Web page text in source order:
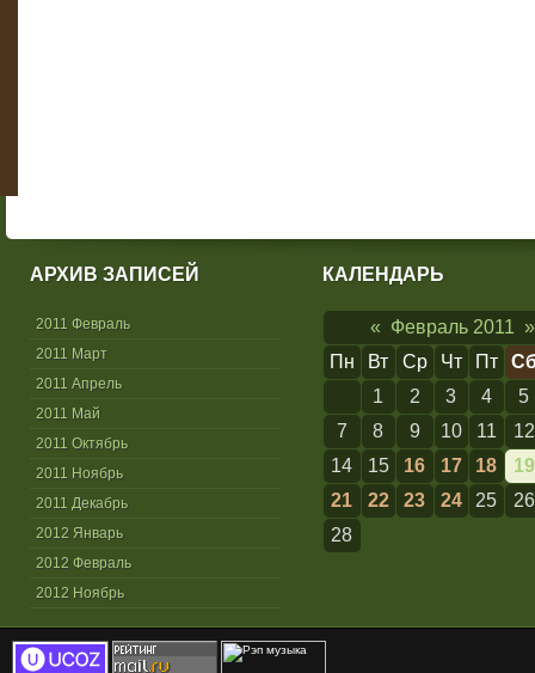
АРХИВ ЗАПИСЕЙ
2011 Февраль
2011 Март
2011 Апрель
2011 Май
2011 Октябрь
2011 Ноябрь
2011 Декабрь
2012 Январь
2012 Февраль
2012 Ноябрь
КАЛЕНДАРЬ
« Февраль 2011 »
Пн
Вт Ср Чт Пт
1
2 3 4
5
7
8 9 10 11
12
14
15 16 17 18
19
21
22 23 24 25
26
28